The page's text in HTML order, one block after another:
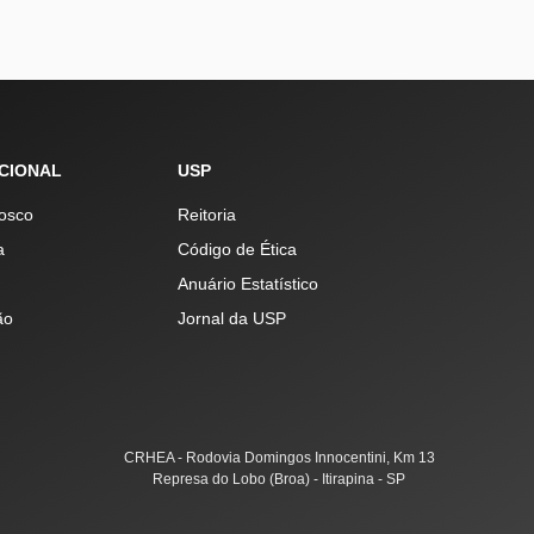
USP
Reitoria
Código de Ética
Anuário Estatístico
Jornal da USP
CRHEA - Rodovia Domingos Innocentini, Km 13
Represa do Lobo (Broa) - Itirapina - SP